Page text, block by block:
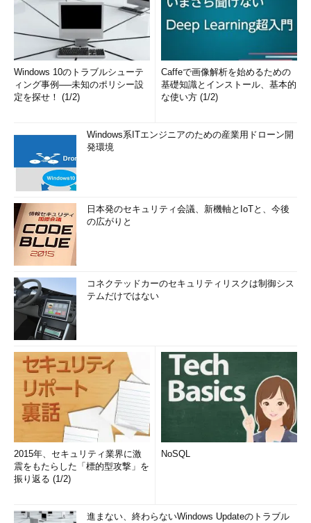
Windows 10のトラブルシューテ
ィング事例──未知のポリシー設
定を探せ！ (1/2)
Caffeで画像解析を始めるための
基礎知識とインストール、基本的
な使い方 (1/2)
Windows系ITエンジニアのための産業用ドローン開
発環境
日本発のセキュリティ会議、新機軸とIoTと、今後
の広がりと
コネクテッドカーのセキュリティリスクは制御シス
テムだけではない
2015年、セキュリティ業界に激
震をもたらした「標的型攻撃」を
振り返る (1/2)
NoSQL
進まない、終わらないWindows Updateのトラブル